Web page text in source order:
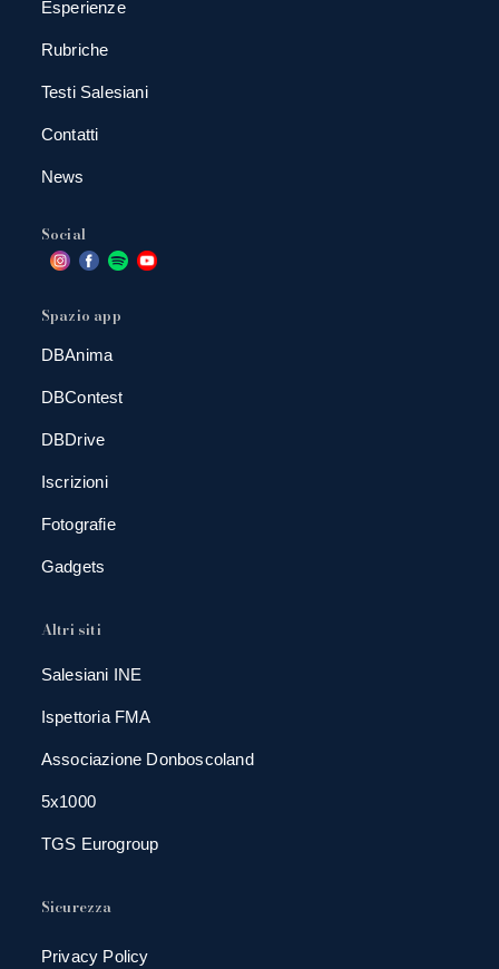
Esperienze
Rubriche
Testi Salesiani
Contatti
News
Social
Spazio app
DBAnima
DBContest
DBDrive
Iscrizioni
Fotografie
Gadgets
Altri siti
Salesiani INE
Ispettoria FMA
Associazione Donboscoland
5x1000
TGS Eurogroup
Sicurezza
Privacy Policy